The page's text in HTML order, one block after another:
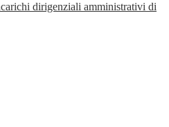
dirigenziali amministrativi di